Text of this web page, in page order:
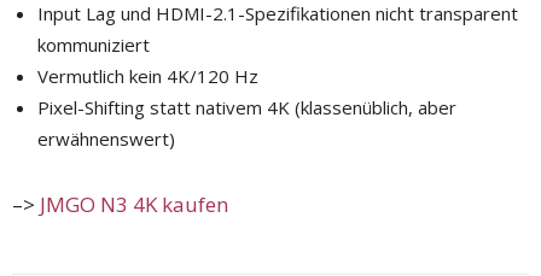
Input Lag und HDMI-2.1-Spezifikationen nicht transparent
kommuniziert
Vermutlich kein 4K/120 Hz
Pixel-Shifting statt nativem 4K (klassenüblich, aber
erwähnenswert)
–> JMGO N3 4K kaufen